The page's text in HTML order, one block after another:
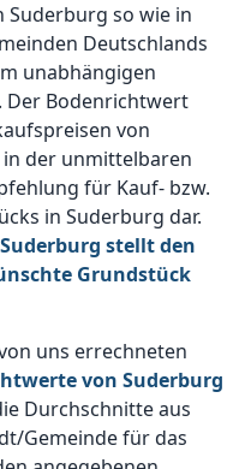
so wie in
Deutschlands
unabhängigen
Der Bodenrichtwert
von
der unmittelbaren
für Kauf- bzw.
in Suderburg dar.
stellt den
Grundstück
uns errechneten
von Suderburg
Durchschnitte aus
Gemeinde für das